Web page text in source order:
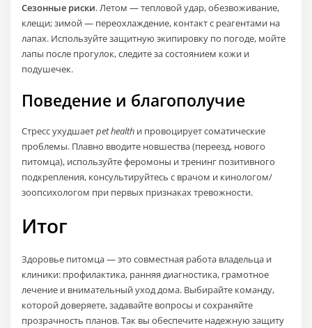
Сезонные риски. Летом — тепловой удар, обезвоживание,
клещи; зимой — переохлаждение, контакт с реагентами на
лапах. Используйте защитную экипировку по погоде, мойте
лапы после прогулок, следите за состоянием кожи и
подушечек.
Поведение и благополучие
Стресс ухудшаетpet health и провоцирует соматические
проблемы. Плавно вводите новшества (переезд, нового
питомца), используйте феромоны и тренинг позитивного
подкрепления, консультируйтесь с врачом и кинологом/
зоопсихологом при первых признаках тревожности.
Итог
Здоровье питомца — это совместная работа владельца и
клиники: профилактика, ранняя диагностика, грамотное
лечение и внимательный уход дома. Выбирайте команду,
которой доверяете, задавайте вопросы и сохраняйте
прозрачность планов. Так вы обеспечите надежную защиту